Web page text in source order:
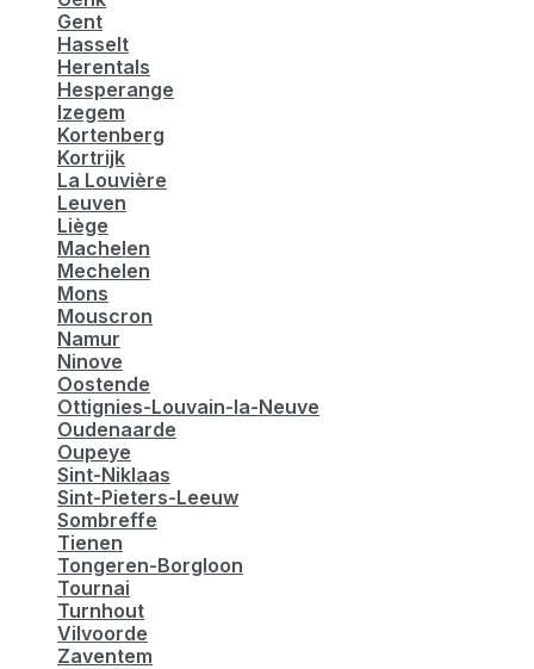
Gent
Hasselt
Herentals
Hesperange
Izegem
Kortenberg
Kortrijk
La Louvière
Leuven
Liège
Machelen
Mechelen
Mons
Mouscron
Namur
Ninove
Oostende
Ottignies-Louvain-la-Neuve
Oudenaarde
Oupeye
Sint-Niklaas
Sint-Pieters-Leeuw
Sombreffe
Tienen
Tongeren-Borgloon
Tournai
Turnhout
Vilvoorde
Zaventem